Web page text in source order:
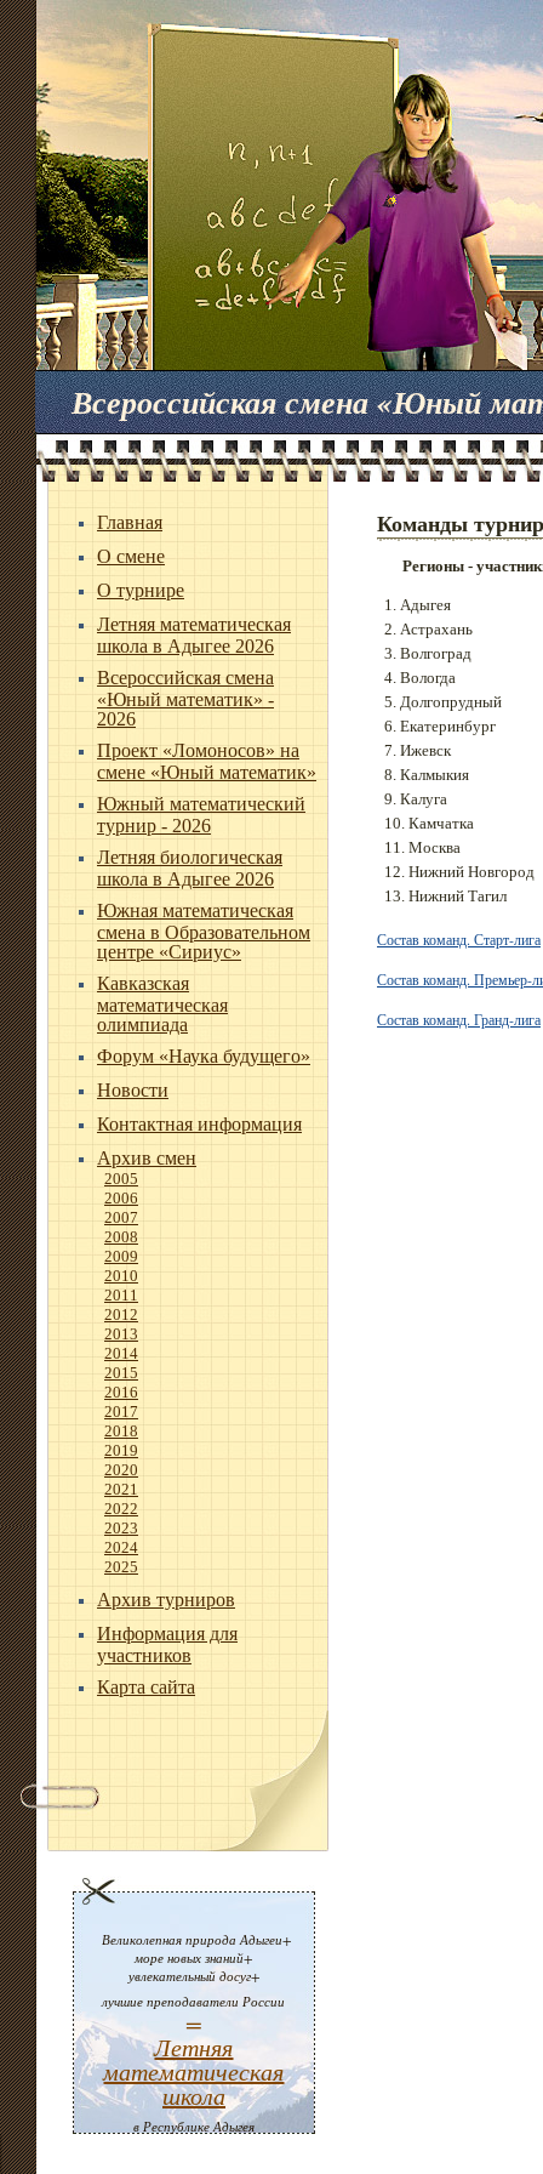
Всероссийская смена «Юный
Главная
О смене
О турнире
Летняя математическая
школа в Адыгее 2026
Всероссийская смена
«Юный математик» -
2026
Проект «Ломоносов» на
смене «Юный математик»
Южный математический
турнир - 2026
Летняя биологическая
школа в Адыгее 2026
Южная математическая
смена в Образовательном
центре «Сириус»
Кавказская
математическая
олимпиада
Форум «Наука будущего»
Новости
Контактная информация
Архив смен
2005
2006
2007
2008
2009
2010
2011
2012
2013
2014
2015
2016
2017
2018
2019
2020
2021
2022
2023
2024
2025
Архив турниров
Информация для
участников
Карта сайта
Великолепная природа Адыгеи+
море новых знаний+
увлекательный досуг+
лучшие преподаватели России
=
Летняя
математическая
школа
в Республике Адыгея
Команды
Регионы -
1. Адыгея
2. Астрахань
3. Волгоград
4. Вологда
5. Долгопрудный
6. Екатеринбург
7. Ижевск
8. Калмыкия
9. Калуга
10. Камчатка
11. Москва
12. Нижний Новгород
13. Нижний Тагил
Состав команд. Старт-лига
Состав команд. Премьер-
Состав команд. Гранд-лига